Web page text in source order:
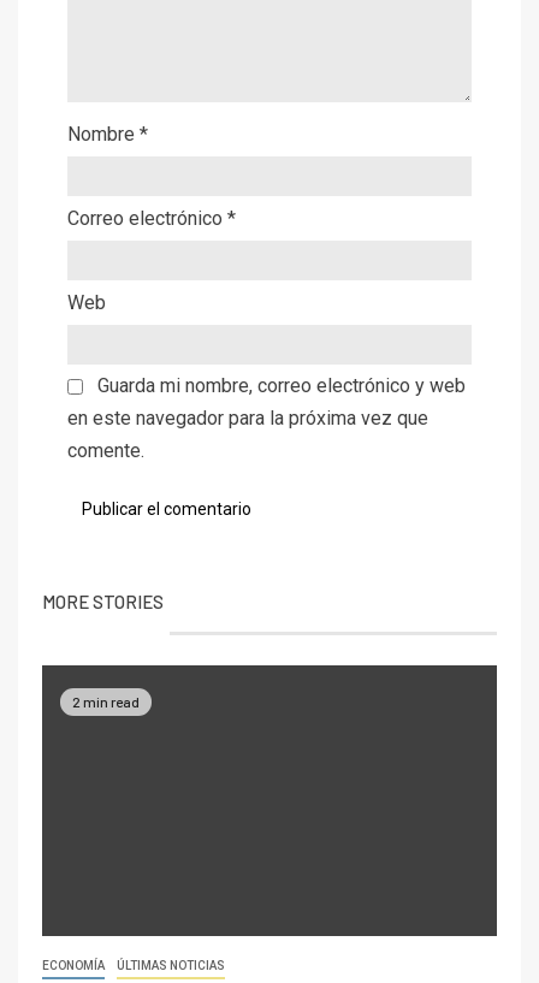
Nombre *
Correo electrónico *
Web
Guarda mi nombre, correo electrónico y web
en este navegador para la próxima vez que
comente.
MORE STORIES
2 min read
ECONOMÍA ÚLTIMAS NOTICIAS